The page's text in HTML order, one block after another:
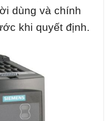
dùng và chính
khi quyết định.